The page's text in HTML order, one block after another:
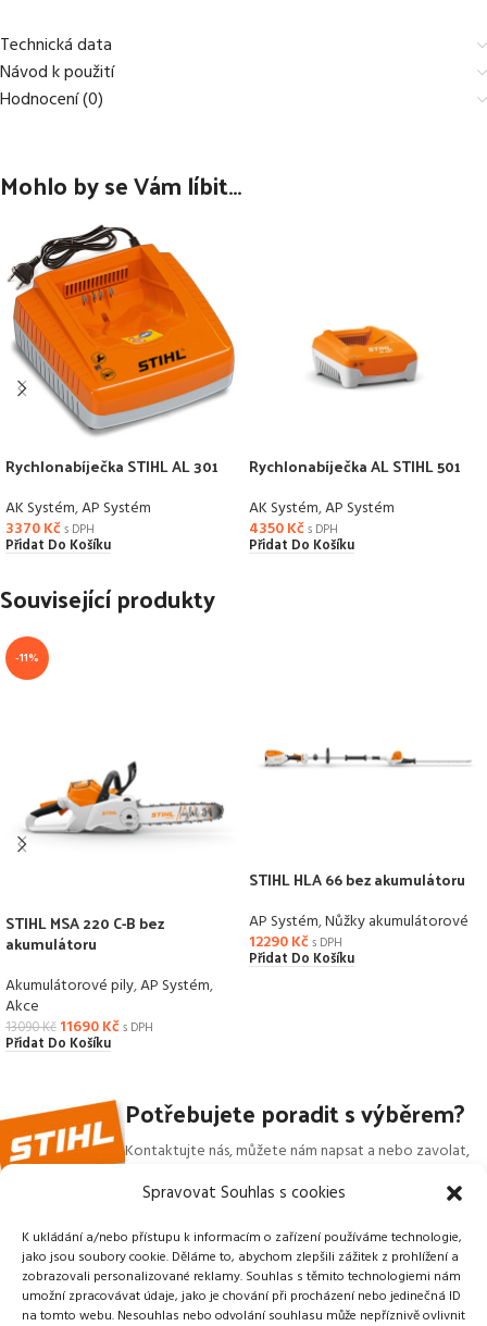
Spravovat Souhlas s cookies
K ukládání a/nebo přístupu k informacím o zařízení používáme technologie,
jako jsou soubory cookie. Děláme to, abychom zlepšili zážitek z prohlížení a
zobrazovali personalizované reklamy. Souhlas s těmito technologiemi nám
umožní zpracovávat údaje, jako je chování při procházení nebo jedinečná ID
na tomto webu. Nesouhlas nebo odvolání souhlasu může nepříznivě ovlivnit
Technická data
Návod k použití
Hodnocení (0)
Mohlo by se Vám líbit…
Rychlonabíječka STIHL AL 301
AK Systém,AP Systém
3370Kčs DPH
Přidat Do Košíku
Rychlonabíječka AL STIHL 501
AK Systém,AP Systém
4350Kčs DPH
Přidat Do Košíku
Související produkty
-11%
STIHL MSA 220 C-B bez
akumulátoru
Akumulátorové pily,AP Systém,
Akce
13090Kč 11690Kčs DPH
Přidat Do Košíku
STIHL HLA 66 bez akumulátoru
AP Systém,Nůžky akumulátorové
12290Kčs DPH
Přidat Do Košíku
Potřebujete poradit s výběrem?
Kontaktujte nás, můžete nám napsat a nebo zavolat,
+420 722 600 516